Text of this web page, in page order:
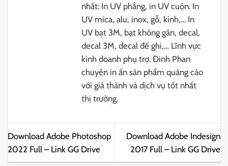
nhất: In UV phẳng, in UV cuộn. In
UV mica, alu, inox, gỗ, kính,… In
UV bạt 3M, bạt không gân, decal,
decal 3M, decal đế ghi,… Lĩnh vực
kinh doanh phụ trợ. Đinh Phan
chuyên in ấn sản phẩm quảng cáo
với giá thành và dịch vụ tốt nhất
thị trường.
Download Adobe Photoshop
2022 Full – Link GG Drive
Download Adobe Indesign
2017 Full – Link GG Drive